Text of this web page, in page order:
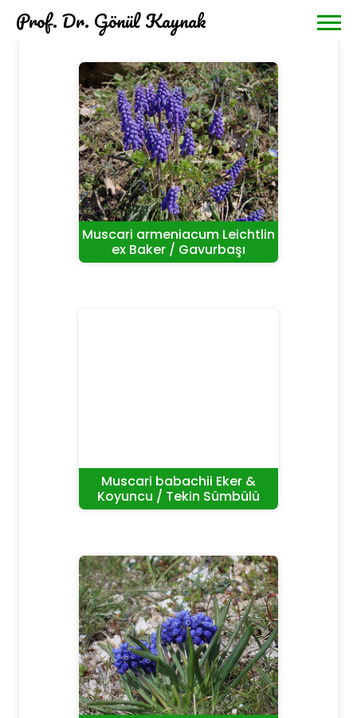
Prof. Dr. Gönül Kaynak
Muscari armeniacum Leichtlin
ex Baker / Gavurbaşı
Muscari babachii Eker &
Koyuncu / Tekin Sümbülü